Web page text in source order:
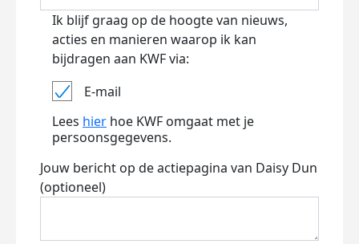
Ik blijf graag op de hoogte van nieuws,
acties en manieren waarop ik kan
bijdragen aan KWF via:
E-mail
Lees hier hoe KWF omgaat met je
persoonsgegevens.
Jouw bericht op de actiepagina van Daisy Dun
(optioneel)